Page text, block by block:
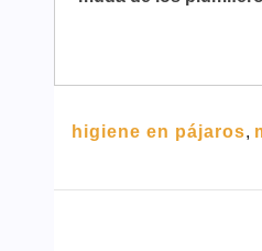
higiene en pájaros,